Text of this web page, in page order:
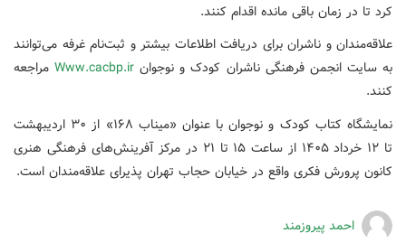
کرد تا در زمان باقی مانده اقدام کنند.
علاقه‌مندان و ناشران برای دریافت اطلاعات بیشتر و ثبت‌نام غرفه می‌توانند
به سایت انجمن فرهنگی ناشران کودک و نوجوان Www.cacbp.irمراجعه
کنند.
نمایشگاه کتاب کودک و نوجوان با عنوان «میناب ۱۶۸» از ۳۰ اردیبهشت
تا ۱۲ خرداد ۱۴۰۵ از ساعت ۱۵ تا ۲۱ در مرکز آفرینش‌های فرهنگی هنری
کانون پرورش فکری واقع در خیابان حجاب تهران پذیرای علاقه‌مندان است.
احمد پیروزمند